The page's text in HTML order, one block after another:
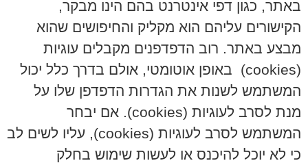
באתר, כגון דפי אינטרנט בהם הינו מבקר,
הקישורים עליהם הוא מקליק והחיפושים שהוא
מבצע באתר. רוב הדפדפנים מקבלים עוגיות
(
cookies) באופן אוטומטי, אולם בדרך כלל יכול
המשתמש לשנות את הגדרות הדפדפן שלו על
מנת לסרב לעוגיות (cookies). אם יבחר
המשתמש לסרב לעוגיות (cookies), עליו לשים לב
כי לא יוכל להיכנס או לעשות שימוש בחלק